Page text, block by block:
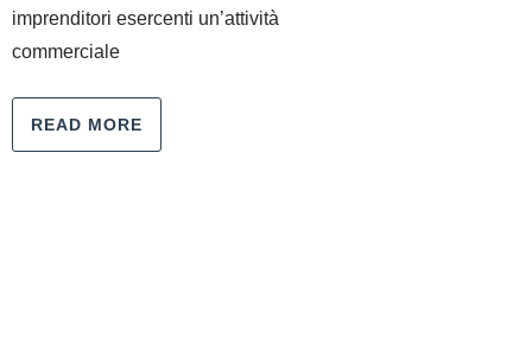
imprenditori esercenti un’attività
commerciale
READ MORE